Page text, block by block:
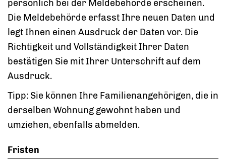
persönlich bei der Meldebehörde erscheinen.
Die Meldebehörde erfasst Ihre neuen Daten und
legt Ihnen einen Ausdruck der Daten vor. Die
Richtigkeit und Vollständigkeit Ihrer Daten
bestätigen Sie mit Ihrer Unterschrift auf dem
Ausdruck.
Tipp: Sie können Ihre Familienangehörigen, die in
derselben Wohnung gewohnt haben und
umziehen, ebenfalls abmelden.
Fristen